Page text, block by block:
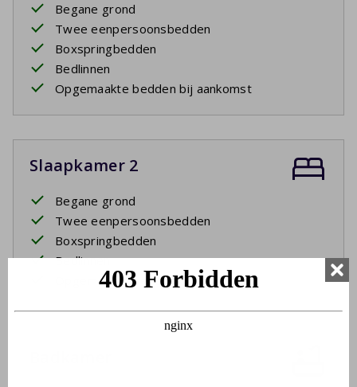
Begane grond
Twee eenpersoonsbedden
Boxspringbedden
Bedlinnen
Opgemaakte bedden bij aankomst
Slaapkamer 2
Begane grond
Twee eenpersoonsbedden
Boxspringbedden
Bedlinnen
Opgemaakte bedden bij aankomst